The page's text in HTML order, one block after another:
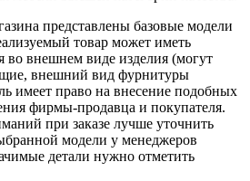
представлены базовые модели
товар может иметь
во внешнем виде изделия (могут
внешний вид фурнитуры
имеет право на внесение подобных
фирмы-продавца и покупателя.
при заказе лучше уточнить
модели у менеджеров
детали нужно отметить